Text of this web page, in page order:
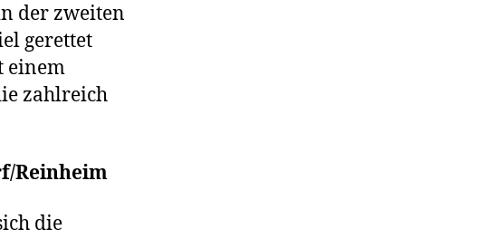
der zweiten
gerettet
einem
zahlreich
Reinheim
die